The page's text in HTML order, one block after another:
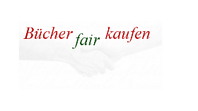
Zur
Navigation
Zum
Inhalt